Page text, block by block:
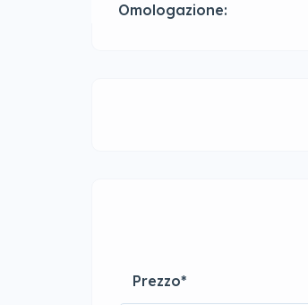
Omologazione:
Prezzo*